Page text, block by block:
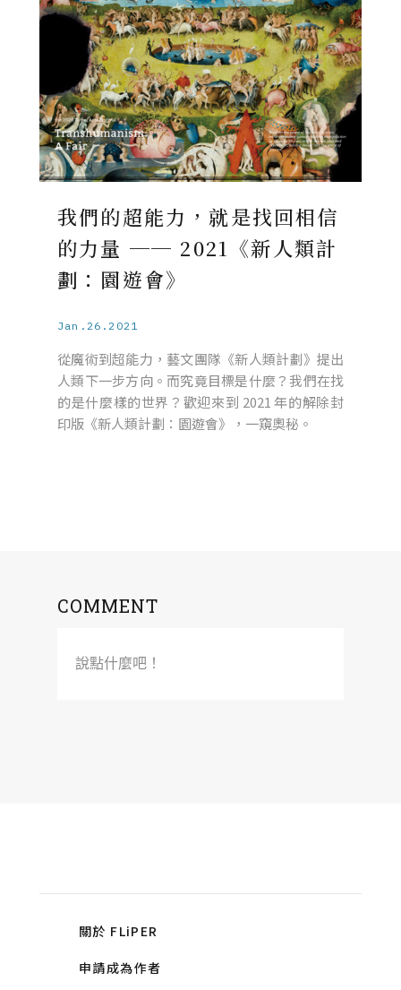
我們的超能力，就是找回相信
的力量 ── 2021《新人類計
劃：園遊會》
Jan.26.2021
從魔術到超能力，藝文團隊《新人類計劃》提出
人類下一步方向。而究竟目標是什麼？我們在找
的是什麼樣的世界？歡迎來到 2021 年的解除封
印版《新人類計劃：園遊會》，一窺奧秘。
COMMENT
說點什麼吧！
關於 FLiPER
申請成為作者